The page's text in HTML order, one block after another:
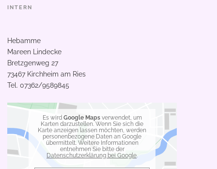
INTERN
Hebamme
Mareen Lindecke
Bretzgenweg 27
73467 Kirchheim am Ries
Tel. 07362/9589845
Es wird Google Mapsverwendet, um
Karten darzustellen. Wenn Sie sich die
Karte anzeigen lassen möchten, werden
personenbezogene Daten an Google
übermittelt. Weitere Informationen
entnehmen Sie bitte der
Datenschutzerklärung bei Google